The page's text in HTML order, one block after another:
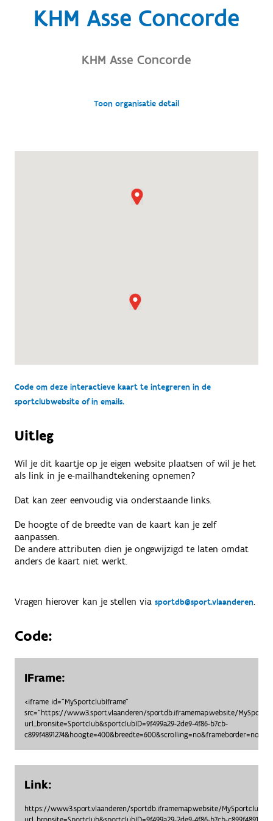
KHM Asse Concorde
KHM Asse Concorde
Toon organisatie detail
Code om deze interactieve kaart te integreren in de
sportclubwebsite of in emails.
Uitleg
Wil je dit kaartje op je eigen website plaatsen of wil je het
als link in je e-mailhandtekening opnemen?
Dat kan zeer eenvoudig via onderstaande links.
De hoogte of de breedte van de kaart kan je zelf
aanpassen.
De andere attributen dien je ongewijzigd te laten omdat
anders de kaart niet werkt.
Vragen hierover kan je stellen via sportdb@sport.vlaanderen.
Code:
IFrame:
<iframe id="MySportclubIframe"
src="https://www3.sport.vlaanderen/sportdb.iframemap.website/
url_bronsite=Sportclub&sportclubID=9f499a29-2de9-4f86-b7cb-
c899f4891274&hoogte=400&breedte=600&scrolling=no&frameborder=no">
Link:
https://www3.sport.vlaanderen/sportdb.iframemap.website/